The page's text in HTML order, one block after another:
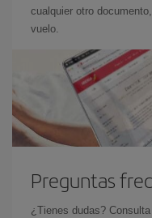
cualquier otro
vuelo.
Preguntas
¿Tienes dudas?